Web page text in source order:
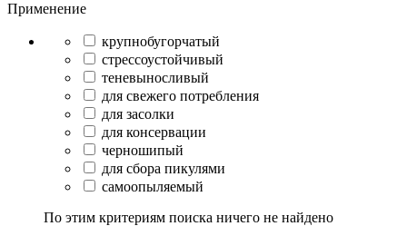
Применение
крупнобугорчатый
стрессоустойчивый
теневыносливый
для свежего потребления
для засолки
для консервации
черношипый
для сбора пикулями
самоопыляемый
По этим критериям поиска ничего не найдено